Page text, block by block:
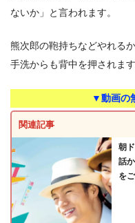
ないか」と言われます。
熊次郎の鞄持ちなどやれる
手洗からも背中を押されます
▼動画の
関連記事
朝
話
を